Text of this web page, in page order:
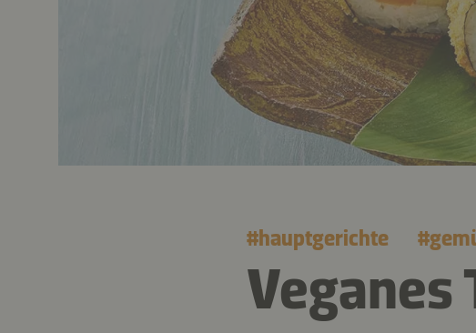
#hauptgerichte #
Veganes